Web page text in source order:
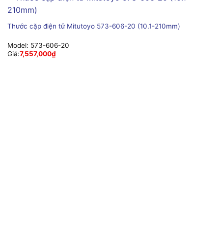
Thước cặp điện tử Mitutoyo 573-606-20 (10.1-210mm)
Model: 573-606-20
Giá:7,557,000₫